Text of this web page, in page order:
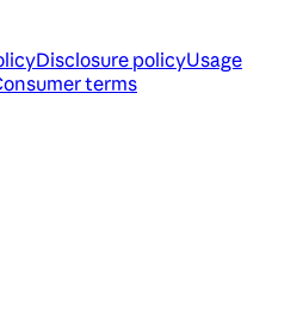
Disclosure policyUsage
terms